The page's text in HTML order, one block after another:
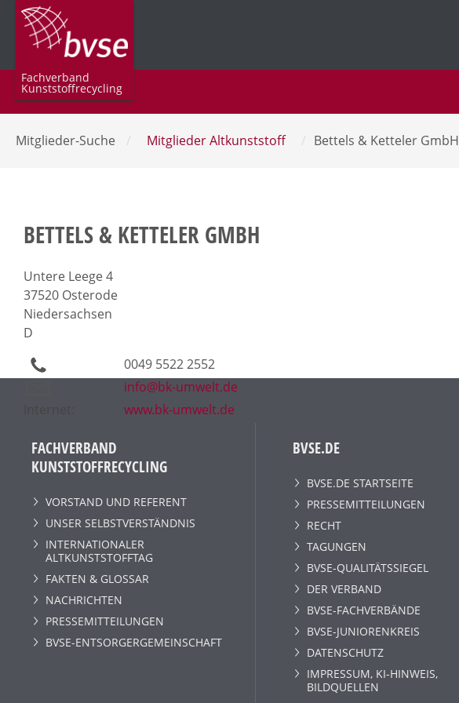
Fachverband
Kunststoffrecycling
Mitglieder-Suche / Mitglieder Altkunststoff / Bettels & Ketteler GmbH
BETTELS & KETTELER GMBH
Untere Leege 4
37520 Osterode
Niedersachsen
D
0049 5522 2552
info@bk-umwelt.de
www.bk-umwelt.de
FACHVERBAND
KUNSTSTOFFRECYCLING
VORSTAND UND REFERENT
UNSER SELBSTVERSTÄNDNIS
INTERNATIONALER
ALTKUNSTSTOFFTAG
FAKTEN & GLOSSAR
NACHRICHTEN
PRESSEMITTEILUNGEN
BVSE-ENTSORGERGEMEINSCHAFT
BVSE.DE
BVSE.DE STARTSEITE
PRESSEMITTEILUNGEN
RECHT
TAGUNGEN
BVSE-QUALITÄTSSIEGEL
DER VERBAND
BVSE-FACHVERBÄNDE
BVSE-JUNIORENKREIS
DATENSCHUTZ
IMPRESSUM, KI-HINWEIS,
BILDQUELLEN